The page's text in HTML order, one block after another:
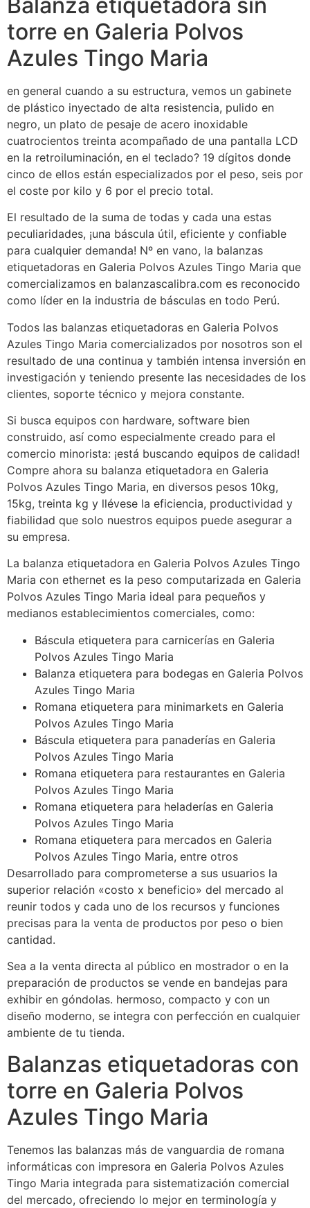
torre en Galeria Polvos
Azules Tingo Maria
en general cuando a su estructura, vemos un gabinete
de plástico inyectado de alta resistencia, pulido en
negro, un plato de pesaje de acero inoxidable
cuatrocientos treinta acompañado de una pantalla LCD
en la retroiluminación, en el teclado? 19 dígitos donde
cinco de ellos están especializados por el peso, seis por
el coste por kilo y 6 por el precio total.
El resultado de la suma de todas y cada una estas
peculiaridades, ¡una báscula útil, eficiente y confiable
para cualquier demanda! Nº en vano, la balanzas
etiquetadoras en Galeria Polvos Azules Tingo Maria que
comercializamos en balanzascalibra.com es reconocido
como líder en la industria de básculas en todo Perú.
Todos las balanzas etiquetadoras en Galeria Polvos
Azules Tingo Maria comercializados por nosotros son el
resultado de una continua y también intensa inversión en
investigación y teniendo presente las necesidades de los
clientes, soporte técnico y mejora constante.
Si busca equipos con hardware, software bien
construido, así como especialmente creado para el
comercio minorista: ¡está buscando equipos de calidad!
Compre ahora su balanza etiquetadora en Galeria
Polvos Azules Tingo Maria, en diversos pesos 10kg,
15kg, treinta kg y llévese la eficiencia, productividad y
fiabilidad que solo nuestros equipos puede asegurar a
su empresa.
La balanza etiquetadora en Galeria Polvos Azules Tingo
Maria con ethernet es la peso computarizada en Galeria
Polvos Azules Tingo Maria ideal para pequeños y
medianos establecimientos comerciales, como:
Báscula etiquetera para carnicerías en Galeria
Polvos Azules Tingo Maria
Balanza etiquetera para bodegas en Galeria Polvos
Azules Tingo Maria
Romana etiquetera para minimarkets en Galeria
Polvos Azules Tingo Maria
Báscula etiquetera para panaderías en Galeria
Polvos Azules Tingo Maria
Romana etiquetera para restaurantes en Galeria
Polvos Azules Tingo Maria
Romana etiquetera para heladerías en Galeria
Polvos Azules Tingo Maria
Romana etiquetera para mercados en Galeria
Polvos Azules Tingo Maria, entre otros
Desarrollado para comprometerse a sus usuarios la
superior relación «costo x beneficio» del mercado al
reunir todos y cada uno de los recursos y funciones
precisas para la venta de productos por peso o bien
cantidad.
Sea a la venta directa al público en mostrador o en la
preparación de productos se vende en bandejas para
exhibir en góndolas. hermoso, compacto y con un
diseño moderno, se integra con perfección en cualquier
ambiente de tu tienda.
Balanzas etiquetadoras con
torre en Galeria Polvos
Azules Tingo Maria
Tenemos las balanzas más de vanguardia de romana
informáticas con impresora en Galeria Polvos Azules
Tingo Maria integrada para sistematización comercial
del mercado, ofreciendo lo mejor en terminología y